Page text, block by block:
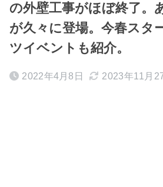
の外壁工事がほぼ終了。
が久々に登場。今春スタ
ツイベントも紹介。
2022年4月8日 2023年11月